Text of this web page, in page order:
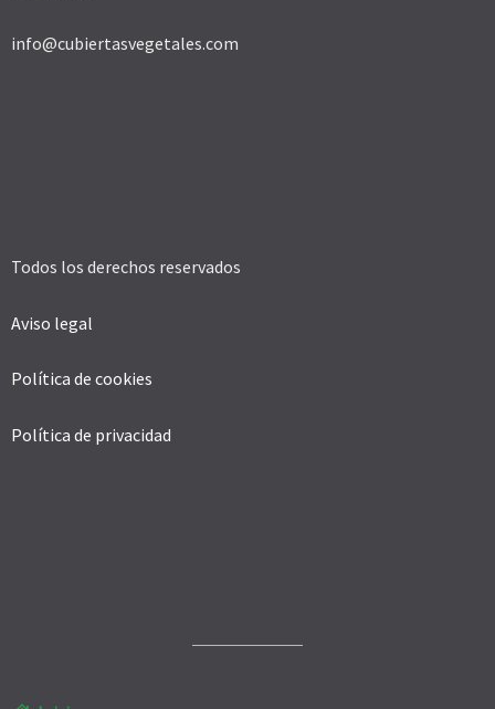
info@cubiertasvegetales.com
Todos los derechos reservados
Aviso legal
Política de cookies
Política de privacidad